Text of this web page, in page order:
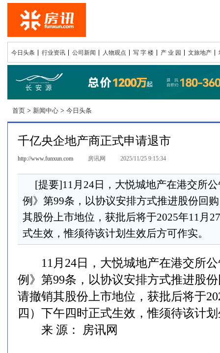
今日头条 行业资讯 公司新闻 人物观点 写 字 楼 产 业 园 文旅地产
首页 > 新闻中心 > 今日头条
千亿央企地产商正式申请退市
http://www.funxun.com 房讯网 2025/11/25 9:15:34
[提要]11月24日，大悦城地产在港交所
例》第99条，以协议安排方式推进股份回
其股份上市地位，获批后将于2025年11月
式生效，惟须待该计划生效后方可作实。
11月24日，大悦城地产在港交所公
例》第99条，以协议安排方式推进股
请撤销其股份上市地位，获批后将于
四）下午四时正式生效，惟须待该计
来 源： 房讯网